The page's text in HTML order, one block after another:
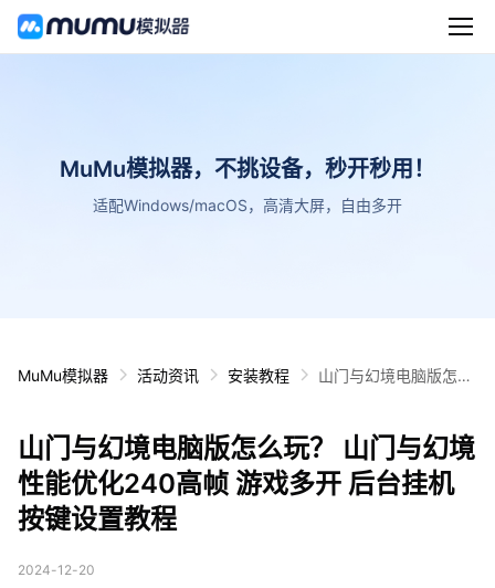
MuMu模拟器，不挑设备，秒开秒用！
适配Windows/macOS，高清大屏，自由多开
MuMu模拟器 活动资讯 安装教程
山门与幻境电脑版怎么
后台挂机 按键设置教程
山门与幻境电脑版怎么玩？ 山门与幻境
性能优化240高帧 游戏多开 后台挂机
按键设置教程
2024-12-20